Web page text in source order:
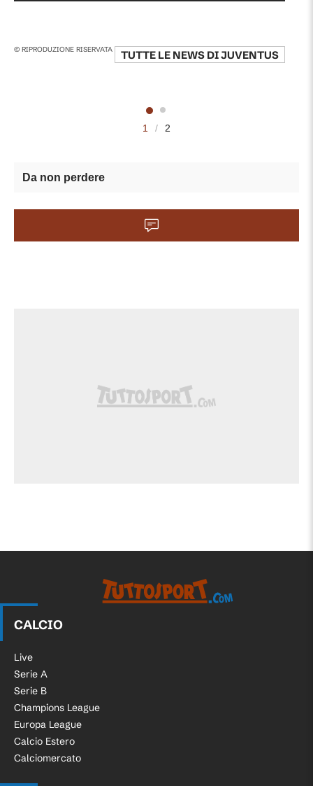
© RIPRODUZIONE RISERVATA TUTTE LE NEWS DIJUVENTUS
1 / 2
Da non perdere
CALCIO
Live
Serie A
Serie B
Champions League
Europa League
Calcio Estero
Calciomercato